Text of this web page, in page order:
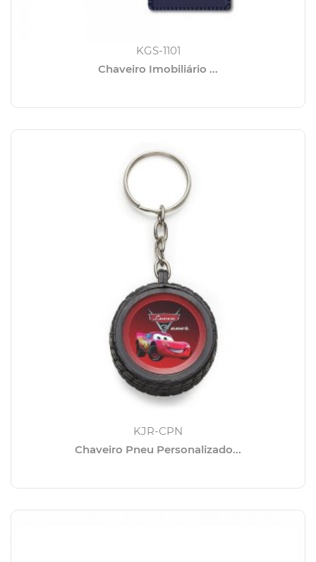
KGS-1101
Chaveiro Imobiliário ...
KJR-CPN
Chaveiro Pneu Personalizado...